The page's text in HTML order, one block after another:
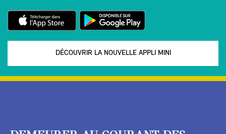
DÉCOUVRIR LA NOUVELLE APPLI MINI